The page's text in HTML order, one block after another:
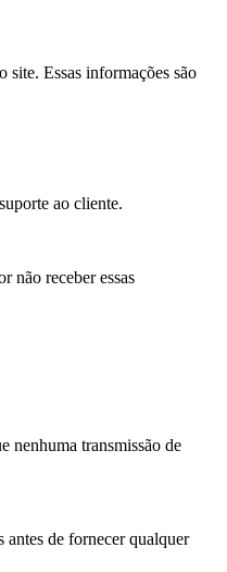
site. Essas informações são
ao cliente.
não receber essas
nenhuma transmissão de
antes de fornecer qualquer